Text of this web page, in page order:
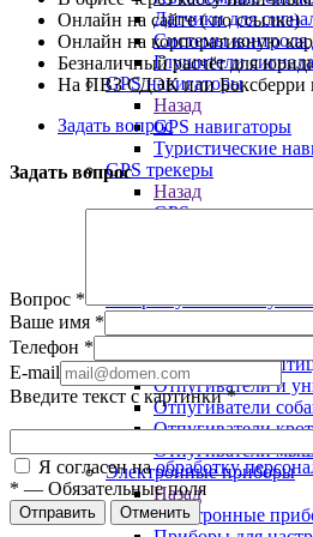
Датчики для
Системы контроля
Глушители сигнала
GPS навигаторы
Назад
GPS навигаторы
Туристические
GPS трекеры
Назад
GPS трекеры
Ультразвуковые
Отпугиватели
Отпугиватели и
Отпугиватели
Отпугиватели
Отпугиватели
Электронные приборы
Назад
Электронные
Онлайн на сайте ( по ссылке)
Онлайн на корпоративную
Безналичный расчёт для
На ПВЗ СДЭК или Боксберри
Задать вопрос
Задать вопрос
Вопрос *
Ваше имя *
Телефон *
E-mail
Введите текст с картинки*
Я согласен наобработку
* — Обязательные поля
Отправить Отменить